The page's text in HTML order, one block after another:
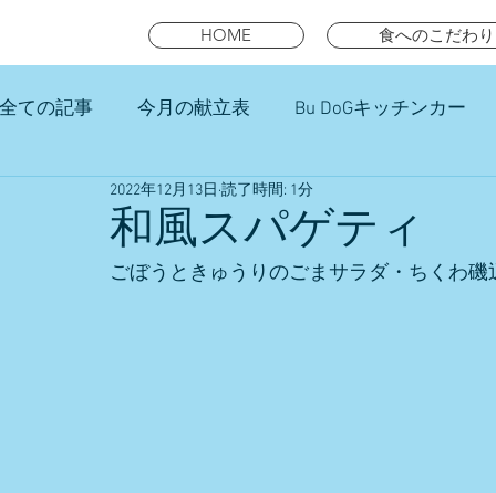
HOME 食へのこだわり
全ての記事 今月の献立表 Bu DoGキッチンカー
未就園児スマイルキッズランチ
和風スパゲティ
2022年12月13日 読了時間: 1分
ごぼうときゅうりのごまサラダ・ちくわ磯